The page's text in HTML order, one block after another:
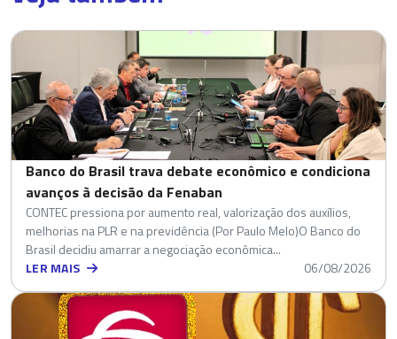
Banco do Brasil trava debate econômico e condiciona
avanços à decisão da Fenaban
CONTEC pressiona por aumento real, valorização dos auxílios,
melhorias na PLR e na previdência (Por Paulo Melo)O Banco do
Brasil decidiu amarrar a negociação econômica...
LER MAIS
06/08/2026